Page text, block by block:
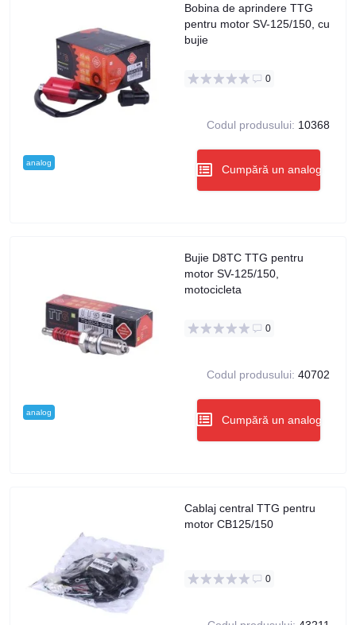
analog
Bobina de aprindere TTG
pentru motor SV-125/150, cu
bujie
0
Codul produsului: 10368
Cumpără un analog
analog
Bujie D8TC TTG pentru
motor SV-125/150,
motocicleta
0
Codul produsului: 40702
Cumpără un analog
Cablaj central TTG pentru
motor CB125/150
0